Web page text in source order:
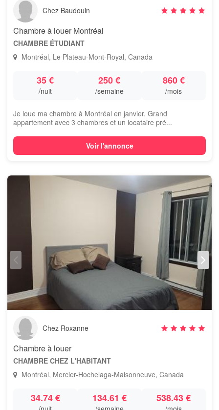
Chez Baudouin
Chambre à louer Montréal
CHAMBRE ÉTUDIANT
Montréal, Le Plateau-Mont-Royal, Canada
35 €
/nuit
250 €
/semaine
860 €
/mois
Je loue ma chambre à Montréal en janvier. Grand
appartement avec 3 chambres et un locataire pré...
Voir l'annonce
Chez Roxanne
Chambre à louer
CHAMBRE CHEZ L'HABITANT
Montréal, Mercier-Hochelaga-Maisonneuve, Canada
34.74 € 134.61 € 538.43 €